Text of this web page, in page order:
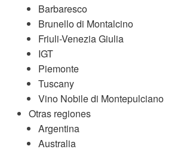
Barbaresco
Brunello di Montalcino
Friuli-Venezia Giulia
IGT
Piemonte
Tuscany
Vino Nobile di Montepulciano
Otras regiones
Argentina
Australia